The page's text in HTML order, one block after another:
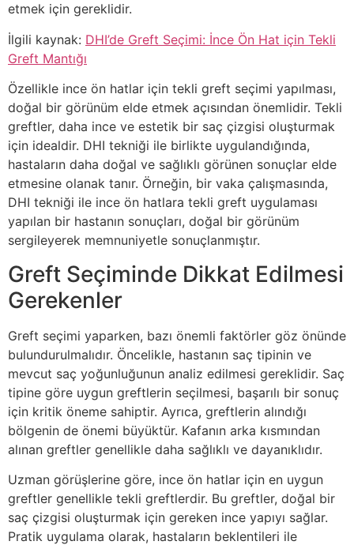
etmek için gereklidir.
İlgili kaynak: DHI’de Greft Seçimi: İnce Ön Hat için Tekli
Greft Mantığı
Özellikle ince ön hatlar için tekli greft seçimi yapılması,
doğal bir görünüm elde etmek açısından önemlidir. Tekli
greftler, daha ince ve estetik bir saç çizgisi oluşturmak
için idealdir. DHI tekniği ile birlikte uygulandığında,
hastaların daha doğal ve sağlıklı görünen sonuçlar elde
etmesine olanak tanır. Örneğin, bir vaka çalışmasında,
DHI tekniği ile ince ön hatlara tekli greft uygulaması
yapılan bir hastanın sonuçları, doğal bir görünüm
sergileyerek memnuniyetle sonuçlanmıştır.
Greft Seçiminde Dikkat Edilmesi
Gerekenler
Greft seçimi yaparken, bazı önemli faktörler göz önünde
bulundurulmalıdır. Öncelikle, hastanın saç tipinin ve
mevcut saç yoğunluğunun analiz edilmesi gereklidir. Saç
tipine göre uygun greftlerin seçilmesi, başarılı bir sonuç
için kritik öneme sahiptir. Ayrıca, greftlerin alındığı
bölgenin de önemi büyüktür. Kafanın arka kısmından
alınan greftler genellikle daha sağlıklı ve dayanıklıdır.
Uzman görüşlerine göre, ince ön hatlar için en uygun
greftler genellikle tekli greftlerdir. Bu greftler, doğal bir
saç çizgisi oluşturmak için gereken ince yapıyı sağlar.
Pratik uygulama olarak, hastaların beklentileri ile